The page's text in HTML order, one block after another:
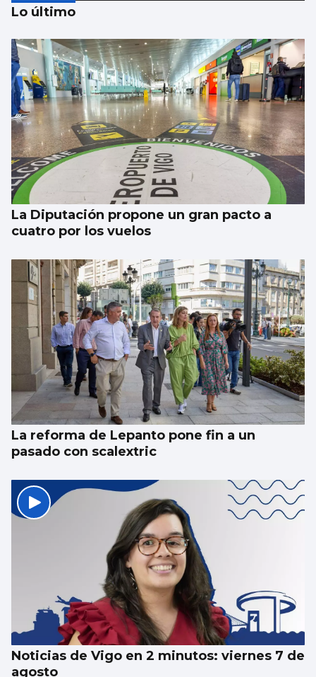
La estadística sugiere que no habrá nubes
el día del eclipse
Lo último
La Diputación propone un gran pacto a
cuatro por los vuelos
La reforma de Lepanto pone fin a un
pasado con scalextric
Noticias de Vigo en 2 minutos: viernes 7 de
agosto